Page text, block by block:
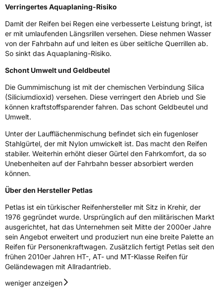
EPREL ID512167
Allgemeine Produktsicherheit (GPSR)
HerstellerkontaktAKO International B.V., Weegschaalstraat 3
5632CW Eindhoven Niederlande,
Verringertes Aquaplaning-Risiko
Damit der Reifen bei Regen eine verbesserte Leistung bringt, ist
er mit umlaufenden Längsrillen versehen. Diese nehmen Wasser
von der Fahrbahn auf und leiten es über seitliche Querrillen ab.
So sinkt das Aquaplaning-Risiko.
Schont Umwelt und Geldbeutel
Die Gummimischung ist mit der chemischen Verbindung Silica
(Siliciumdioxid) versehen. Diese verringert den Abrieb und Sie
können kraftstoffsparender fahren. Das schont Geldbeutel und
Umwelt.
Unter der Laufflächenmischung befindet sich ein fugenloser
Stahlgürtel, der mit Nylon umwickelt ist. Das macht den Reifen
stabiler. Weiterhin erhöht dieser Gürtel den Fahrkomfort, da so
Unebenheiten auf der Fahrbahn besser absorbiert werden
können.
Über den Hersteller Petlas
Petlas ist ein türkischer Reifenhersteller mit Sitz in Krehir, der
1976 gegründet wurde. Ursprünglich auf den militärischen Markt
ausgerichtet, hat das Unternehmen seit Mitte der 2000er Jahre
sein Angebot erweitert und produziert nun eine breite Palette an
Reifen für Personenkraftwagen. Zusätzlich fertigt Petlas seit den
frühen 2010er Jahren HT-, AT- und MT-Klasse Reifen für
Geländewagen mit Allradantrieb.
weniger anzeigen